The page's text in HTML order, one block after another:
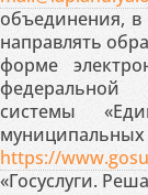
объединения,
направлять
форме
федеральной
системы
https://
«Госуслуги.